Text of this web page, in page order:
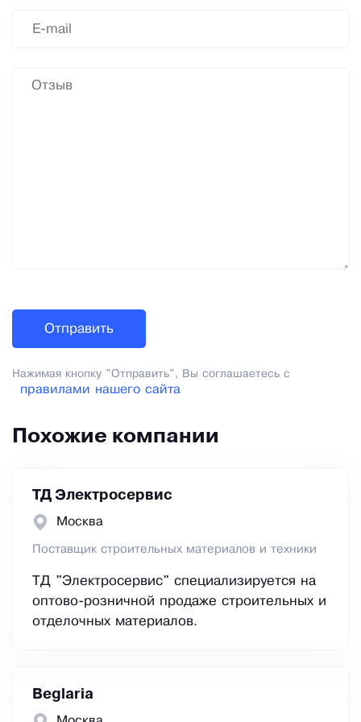
Нажимая кнопку "Отправить", Вы соглашаетесь с
правилами нашего сайта
Похожие компании
ТД Электросервис
Москва
Поставщик строительных материалов и техники
ТД "Электросервис" специализируется на
оптово-розничной продаже строительных и
отделочных материалов.
Beglaria